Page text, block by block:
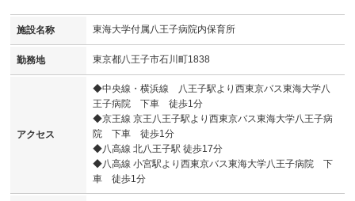
施設名称 東海大学付属八王子病院内保育所
勤務地 東京都八王子市石川町1838
アクセス
◆中央線・横浜線 八王子駅より西東京バス東海大学八
王子病院 下車 徒歩1分
◆京王線 京王八王子駅より西東京バス東海大学八王子病
院 下車 徒歩1分
◆八高線 北八王子駅 徒歩17分
◆八高線 小宮駅より西東京バス東海大学八王子病院 下
車 徒歩1分